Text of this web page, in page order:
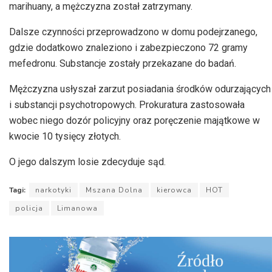
marihuany, a mężczyzna został zatrzymany.
Dalsze czynności przeprowadzono w domu podejrzanego,
gdzie dodatkowo znaleziono i zabezpieczono 72 gramy
mefedronu. Substancje zostały przekazane do badań.
Mężczyzna usłyszał zarzut posiadania środków odurzających
i substancji psychotropowych. Prokuratura zastosowała
wobec niego dozór policyjny oraz poręczenie majątkowe w
kwocie 10 tysięcy złotych.
O jego dalszym losie zdecyduje sąd.
Tagi: narkotyki Mszana Dolna kierowca
HOT
policja
Limanowa